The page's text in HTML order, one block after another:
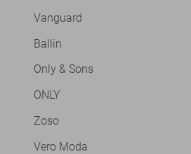
Vanguard
Ballin
Only & Sons
ONLY
Zoso
Vero Moda